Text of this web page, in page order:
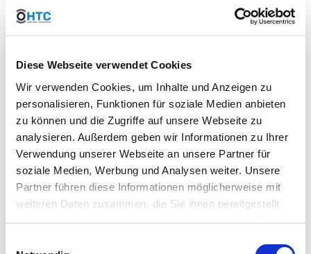
Diese Webseite verwendet Cookies
Wir verwenden Cookies, um Inhalte und Anzeigen zu
personalisieren, Funktionen für soziale Medien anbieten
zu können und die Zugriffe auf unsere Webseite zu
analysieren. Außerdem geben wir Informationen zu Ihrer
Verwendung unserer Webseite an unsere Partner für
soziale Medien, Werbung und Analysen weiter. Unsere
Partner führen diese Informationen möglicherweise mit
weiteren Daten zusammen, die Sie ihnen bereitgestellt
haben oder die sie im Rahmen Ihrer Nutzung der Dienste
PVC-U slanted seat shut-off valve
PVC-U angle valve